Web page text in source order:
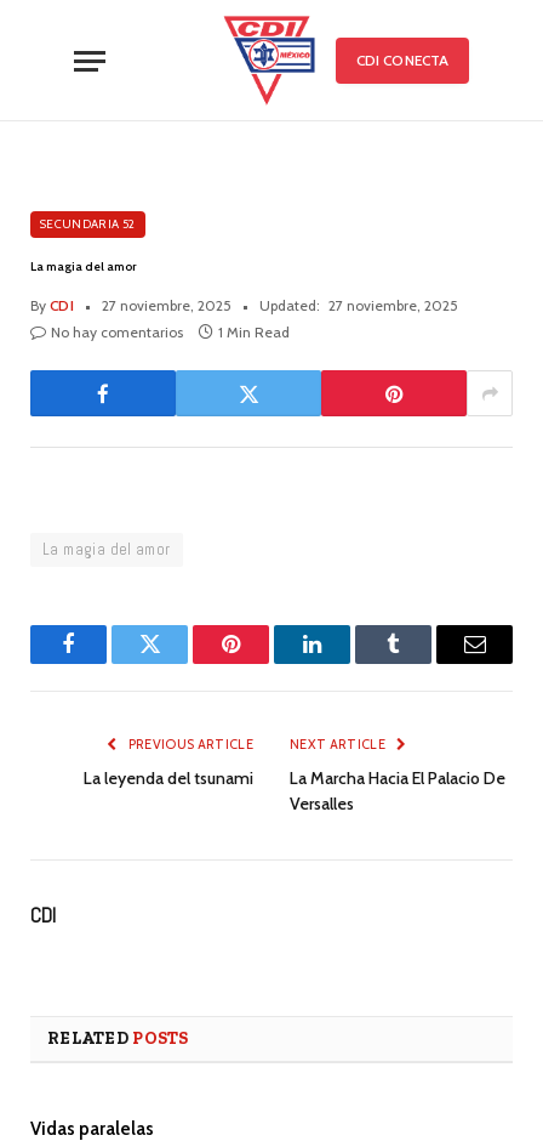
CDI CONECTA
SECUNDARIA 52
La magia del amor
By CDI 27 noviembre, 2025 Updated: 27 noviembre, 2025
No hay comentarios
1 Min Read
La magia del amor
FacebookTwitter Pinterest LinkedInTumblr Email
PREVIOUS ARTICLE
La leyenda del tsunami
NEXT ARTICLE
La Marcha Hacia El Palacio De
Versalles
CDI
RELATED POSTS
Vidas paralelas